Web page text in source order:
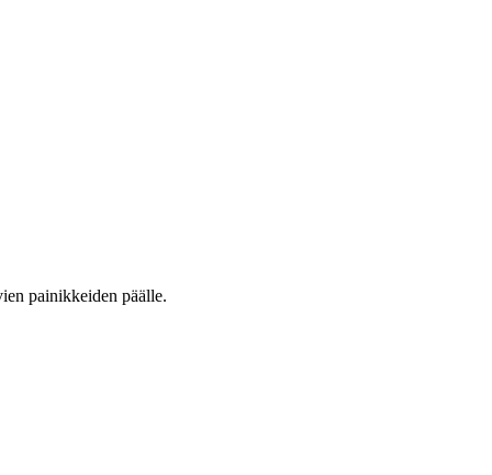
painikkeiden päälle.